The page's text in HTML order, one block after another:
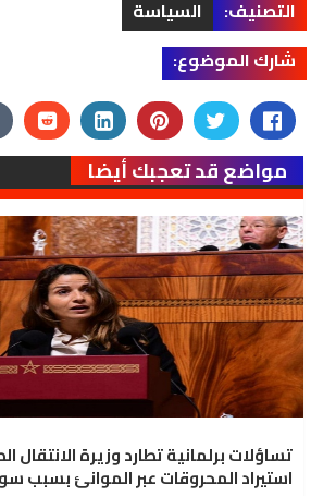
التصنيف:
السياسة
شارك الموضوع:
مواضع قد تعجبك أيضا
تساؤلات برلمانية تطارد وزيرة الانتقال
استيراد المحروقات عبر الموانئ بسبب